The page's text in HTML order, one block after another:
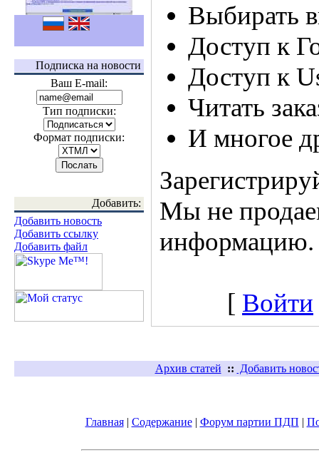
Подписка на новости
Ваш E-mail:
Тип подписки:
Формат подписки:
Добавить:
Добавить новость
Добавить ссылку
Добавить файл
Выбирать
Доступ к
Доступ к
Читать
И многое
Мы не
информацию.
[ Войти
Архив статей :: Добавить
Главная| Содержание| Форум партии ПДП |